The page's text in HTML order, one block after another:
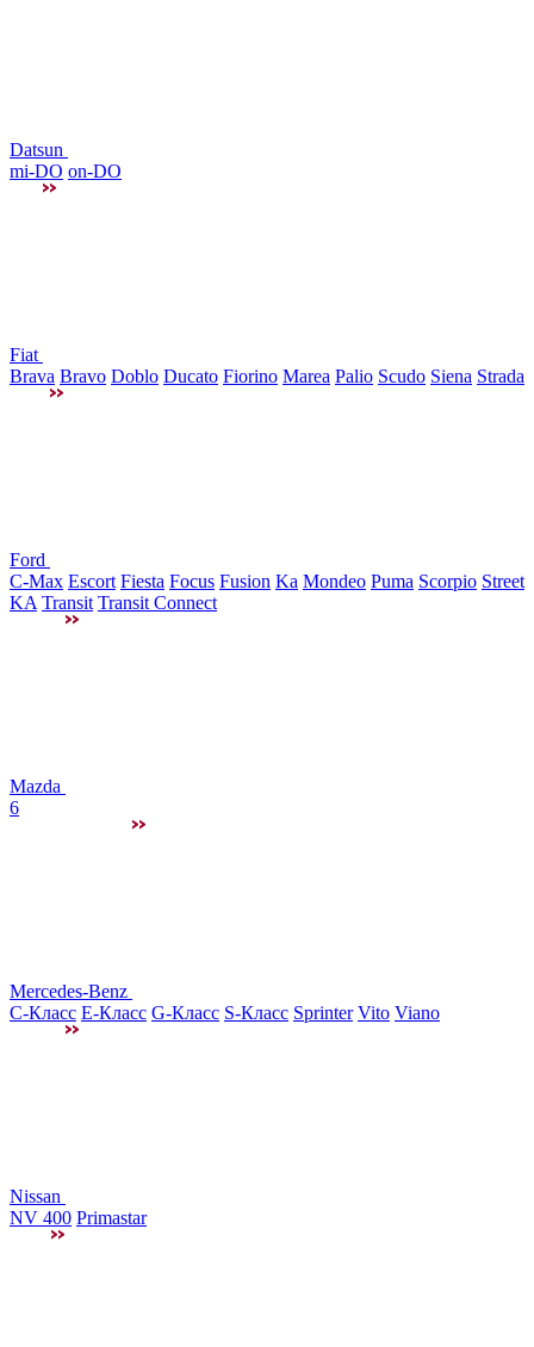
Datsun
mi-DO on-DO
Fiat
Brava Bravo Doblo Ducato Fiorino Marea Palio Scudo Siena Strada
Ford
C-Max Escort Fiesta Focus Fusion Ka Mondeo Puma Scorpio Street
KA Transit Transit Connect
Mazda
6
Mercedes-Benz
C-Класс E-Класс G-Класс S-Класс Sprinter Vito Viano
Nissan
NV 400 Primastar